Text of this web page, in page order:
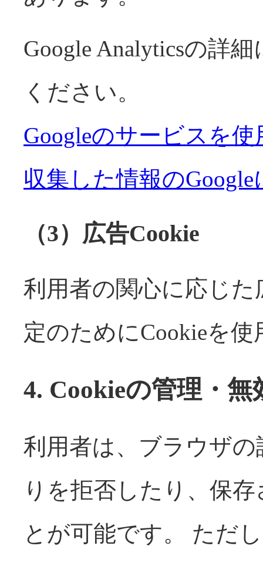
Google Analyticsの詳
ください。
Googleのサービスを
収集した情報の
（3）広告Cookie
利用者の関心に応じ
定のためにCookieを
4. Cookieの管理・
利用者は、ブラウザ
りを拒否したり、保
とが可能です。 ただ